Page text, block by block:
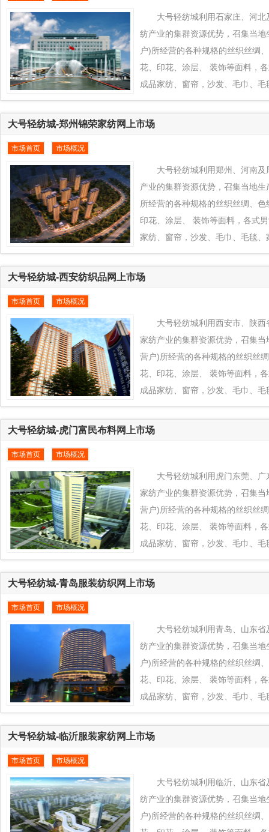
全球新型市场， 把当地所有优质
纺城推向全球各地区销售，同时
大号轻纺城利用石家庄、河
纺产业的集群资源优势，召集当
户)所经营的各种规格的丝织丝绸
花、印花、涂层、 装饰等面料，
成品家纺、窗帘，沙发、毛巾、
品对接到全球纺织品交易平台
城平台上来， 通过大号轻纺城在
织业凸拓全球新型市场， 把当地
过大号轻纺城推向全球各地区销售
大号轻纺城-郑州锦荣家纺网上市场
市场首页 市场概况
大号轻纺城利用郑州、河南
产业的集群资源优势，召集当地
所经营的各种规格的丝织丝绸、
印花、涂层、 装饰等面料，各式
家纺、窗帘，沙发、毛巾、毛毯、
接到全球纺织品交易平台
台上来， 通过大号轻纺城在中外
全球新型市场， 把当地所有优质
纺城推向全球各地区销售，同时
大号轻纺城-西安纺织品网上市场
市场首页 市场概况
大号轻纺城利用西安市、陕
家纺产业的集群资源优势，召集
营户)所经营的各种规格的丝织丝
花、印花、涂层、 装饰等面料，
成品家纺、窗帘，沙发、毛巾、
品对接到全球纺织品交易平台
城平台上来， 通过大号轻纺城在
区纺织业凸拓全球新型市场， 把
品通过大号轻纺城推向全球各地
大号轻纺城-虎门富民布料网上市场
市场首页 市场概况
大号轻纺城利用虎门东莞、
家纺产业的集群资源优势，召集
营户)所经营的各种规格的丝织丝
花、印花、涂层、 装饰等面料，
成品家纺、窗帘，沙发、毛巾、
品对接到全球纺织品交易平台
城平台上来， 通过大号轻纺城在
区纺织业凸拓全球新型市场， 把
品通过大号轻纺城推向全球各地
大号轻纺城-青岛服装纺织网上市场
市场首页 市场概况
大号轻纺城利用青岛、山东
纺产业的集群资源优势，召集当
户)所经营的各种规格的丝织丝绸
花、印花、涂层、 装饰等面料，
成品家纺、窗帘，沙发、毛巾、
品对接到全球纺织品交易平台
城平台上来， 通过大号轻纺城在
织业凸拓全球新型市场， 把当地
过大号轻纺城推向全球各地区销售
大号轻纺城-临沂服装家纺网上市场
市场首页 市场概况
大号轻纺城利用临沂、山东
纺产业的集群资源优势，召集当
户)所经营的各种规格的丝织丝绸